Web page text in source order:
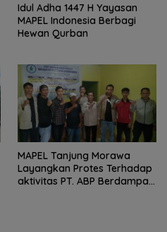
Idul Adha 1447 H Yayasan
MAPEL Indonesia Berbagi
Hewan Qurban
MAPEL Tanjung Morawa
Layangkan Protes Terhadap
aktivitas PT. ABP Berdampak